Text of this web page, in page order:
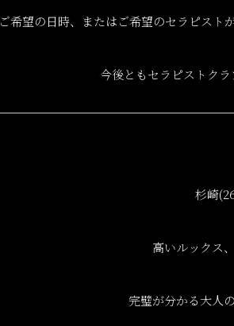
ご希望の日時、またはご希望のセラピスト
今後ともセラピストクラ
杉崎
高いルックス
完璧が分かる大人